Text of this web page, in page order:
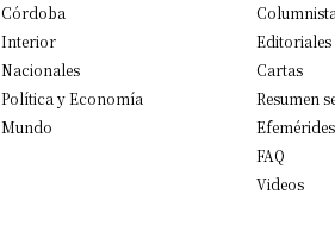
Córdoba
Interior
Nacionales
Política y Economía
Mundo
Editoriales
Cartas
Resumen
Efemérides
FAQ
Videos